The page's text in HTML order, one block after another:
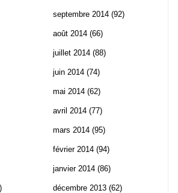
septembre 2014 (92)
août 2014 (66)
juillet 2014 (88)
juin 2014 (74)
mai 2014 (62)
avril 2014 (77)
mars 2014 (95)
février 2014 (94)
janvier 2014 (86)
décembre 2013 (62)